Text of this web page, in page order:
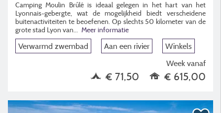
Camping Moulin Brûlé is ideaal gelegen in het hart van het
Lyonnais-gebergte, wat de mogelijkheid biedt verscheidene
buitenactiviteiten te beoefenen. Op slechts 50 kilometer van de
grote stad Lyon van...
Meer informatie
Verwarmd zwembad Aan een rivier
Winkels
Week vanaf
€ 71,50 € 615,00